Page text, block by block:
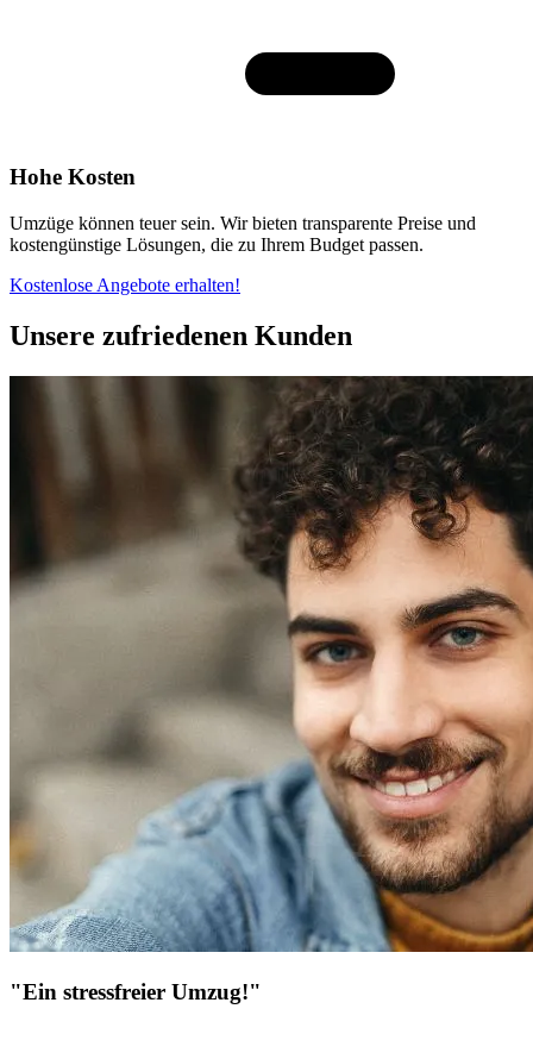
Hohe Kosten
Umzüge können teuer sein. Wir bieten transparente Preise und
kostengünstige Lösungen, die zu Ihrem Budget passen.
Kostenlose Angebote erhalten!
Unsere zufriedenen Kunden
"Ein stressfreier Umzug!"